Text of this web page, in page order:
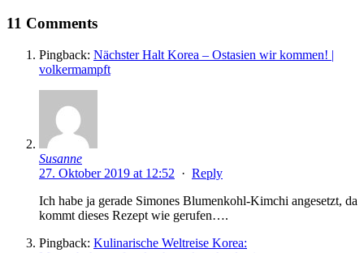
11 Comments
Pingback: Nächster Halt Korea – Ostasien wir kommen! |
volkermampft
Susanne
27. Oktober 2019 at 12:52 · Reply
Ich habe ja gerade Simones Blumenkohl-Kimchi angesetzt, da
kommt dieses Rezept wie gerufen….
Pingback: Kulinarische Weltreise Korea: